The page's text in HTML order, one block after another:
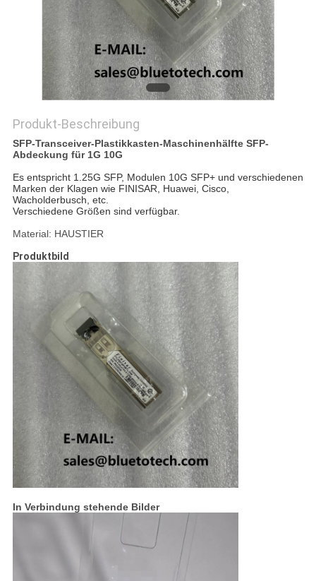
PRIVACY
POLICY
Produkt-Beschreibung
SFP-Transceiver-Plastikkasten-Maschinenhälfte SFP-
Abdeckung für 1G 10G
Es entspricht 1.25G SFP, Modulen 10G SFP+ und verschiedenen
Marken der Klagen wie FINISAR, Huawei, Cisco,
Wacholderbusch, etc.
Verschiedene Größen sind verfügbar.
Material: HAUSTIER
Produktbild
In Verbindung stehende Bilder